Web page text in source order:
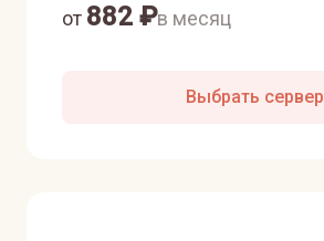
от 882 ₽в месяц
Выбрать сервер